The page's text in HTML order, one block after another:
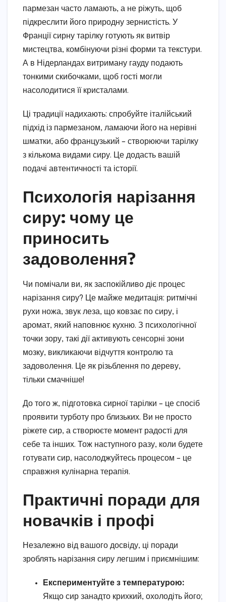
пармезан часто ламають, а не ріжуть, щоб
підкреслити його природну зернистість. У
Франції сирну тарілку готують як витвір
мистецтва, комбінуючи різні форми та текстури.
А в Нідерландах витриману гауду подають
тонкими скибочками, щоб гості могли
насолодитися її кристалами.
Ці традиції надихають: спробуйте італійський
підхід із пармезаном, ламаючи його на нерівні
шматки, або французький – створюючи тарілку
з кількома видами сиру. Це додасть вашій
подачі автентичності та історії.
Психологія нарізання
сиру: чому це
приносить
задоволення?
Чи помічали ви, як заспокійливо діє процес
нарізання сиру? Це майже медитація: ритмічні
рухи ножа, звук леза, що ковзає по сиру, і
аромат, який наповнює кухню. З психологічної
точки зору, такі дії активують сенсорні зони
мозку, викликаючи відчуття контролю та
задоволення. Це як різьблення по дереву,
тільки смачніше!
До того ж, підготовка сирної тарілки – це спосіб
проявити турботу про близьких. Ви не просто
ріжете сир, а створюєте момент радості для
себе та інших. Тож наступного разу, коли будете
готувати сир, насолоджуйтесь процесом – це
справжня кулінарна терапія.
Практичні поради для
новачків і профі
Незалежно від вашого досвіду, ці поради
зроблять нарізання сиру легшим і приємнішим:
Експериментуйте з температурою:
Якщо сир занадто крихкий, охолодіть його;